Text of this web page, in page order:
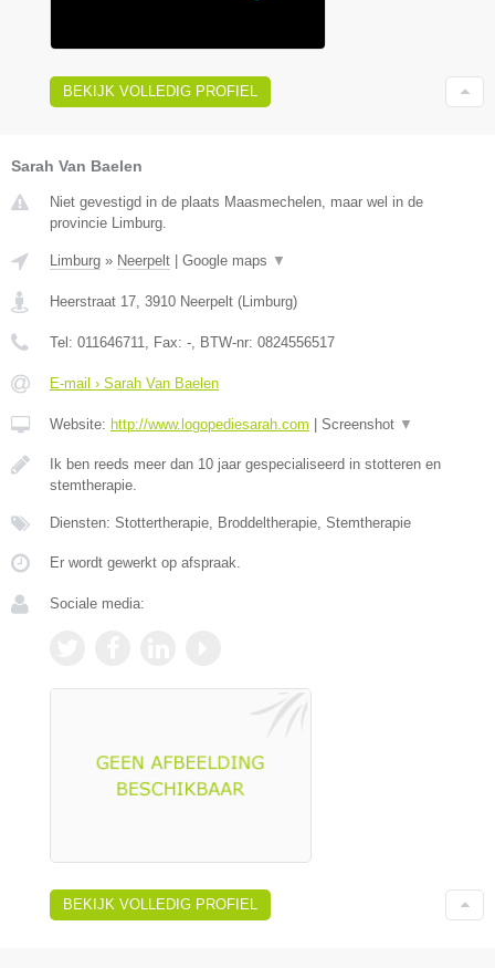
BEKIJK VOLLEDIG PROFIEL
Sarah Van Baelen
Niet gevestigd in de plaats Maasmechelen, maar wel in de
provincie Limburg.
Limburg » Neerpelt | Google maps ▼
Heerstraat 17 3910 Neerpelt (Limburg)
Tel: 011646711 , Fax: - , BTW-nr: 0824556517
E-mail › Sarah Van Baelen
Website: http://www.logopediesarah.com | Screenshot ▼
Ik ben reeds meer dan 10 jaar gespecialiseerd in stotteren en
stemtherapie.
Diensten: Stottertherapie, Broddeltherapie, Stemtherapie
Er wordt gewerkt op afspraak.
Sociale media:
BEKIJK VOLLEDIG PROFIEL